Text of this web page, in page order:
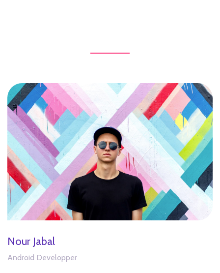
Nour Jabal
Android Developper